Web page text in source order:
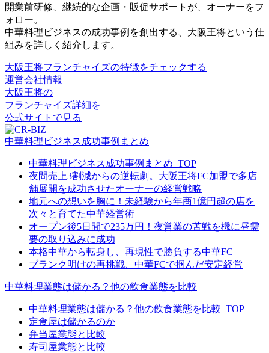
開業前研修、継続的な企画・販促サポートが、オーナーをフ
ォロー。
中華料理ビジネスの成功事例を創出する、大阪王将という仕
組みを詳しく紹介します。
大阪王将フランチャイズの特徴をチェックする
運営会社情報
大阪王将の
フランチャイズ詳細を
公式サイトで見る
中華料理ビジネス成功事例まとめ
中華料理ビジネス成功事例まとめ_TOP
夜間売上3割減からの逆転劇。大阪王将FC加盟で多店
舗展開を成功させたオーナーの経営戦略
地元への想いを胸に！未経験から年商1億円超の店を
次々と育てた中華経営術
オープン後5日間で235万円！夜営業の苦戦を機に昼需
要の取り込みに成功
本格中華から転身し、再現性で勝負する中華FC
ブランク明けの再挑戦、中華FCで掴んだ安定経営
中華料理業態は儲かる？他の飲食業態を比較
中華料理業態は儲かる？他の飲食業態を比較_TOP
定食屋は儲かるのか
弁当屋業態と比較
寿司屋業態と比較